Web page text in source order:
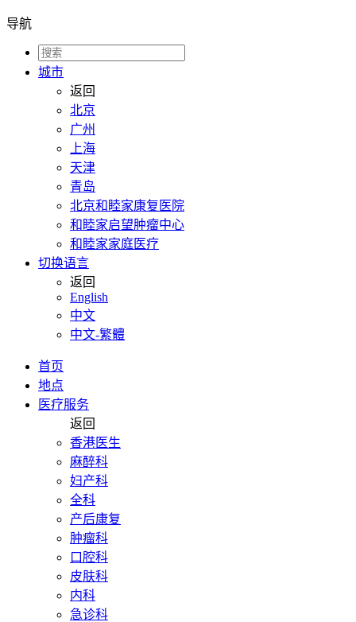
导航
城市
返回
北京
广州
上海
天津
青岛
北京和睦家康复医院
和睦家启望肿瘤中心
和睦家家庭医疗
切换语言
返回
English
中文
中文-繁體
首页
地点
医疗服务
返回
香港医生
麻醉科
妇产科
全科
产后康复
肿瘤科
口腔科
皮肤科
内科
急诊科